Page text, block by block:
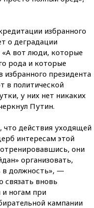
избранного
о деградации
«А вот люди, которые
рода и которые
избранного президента
в политической
у них нет никаких
Путин.
что действия уходящей
интересам этой
они
организовать,
в должность», —
связать вновь
и ногам при
кампании